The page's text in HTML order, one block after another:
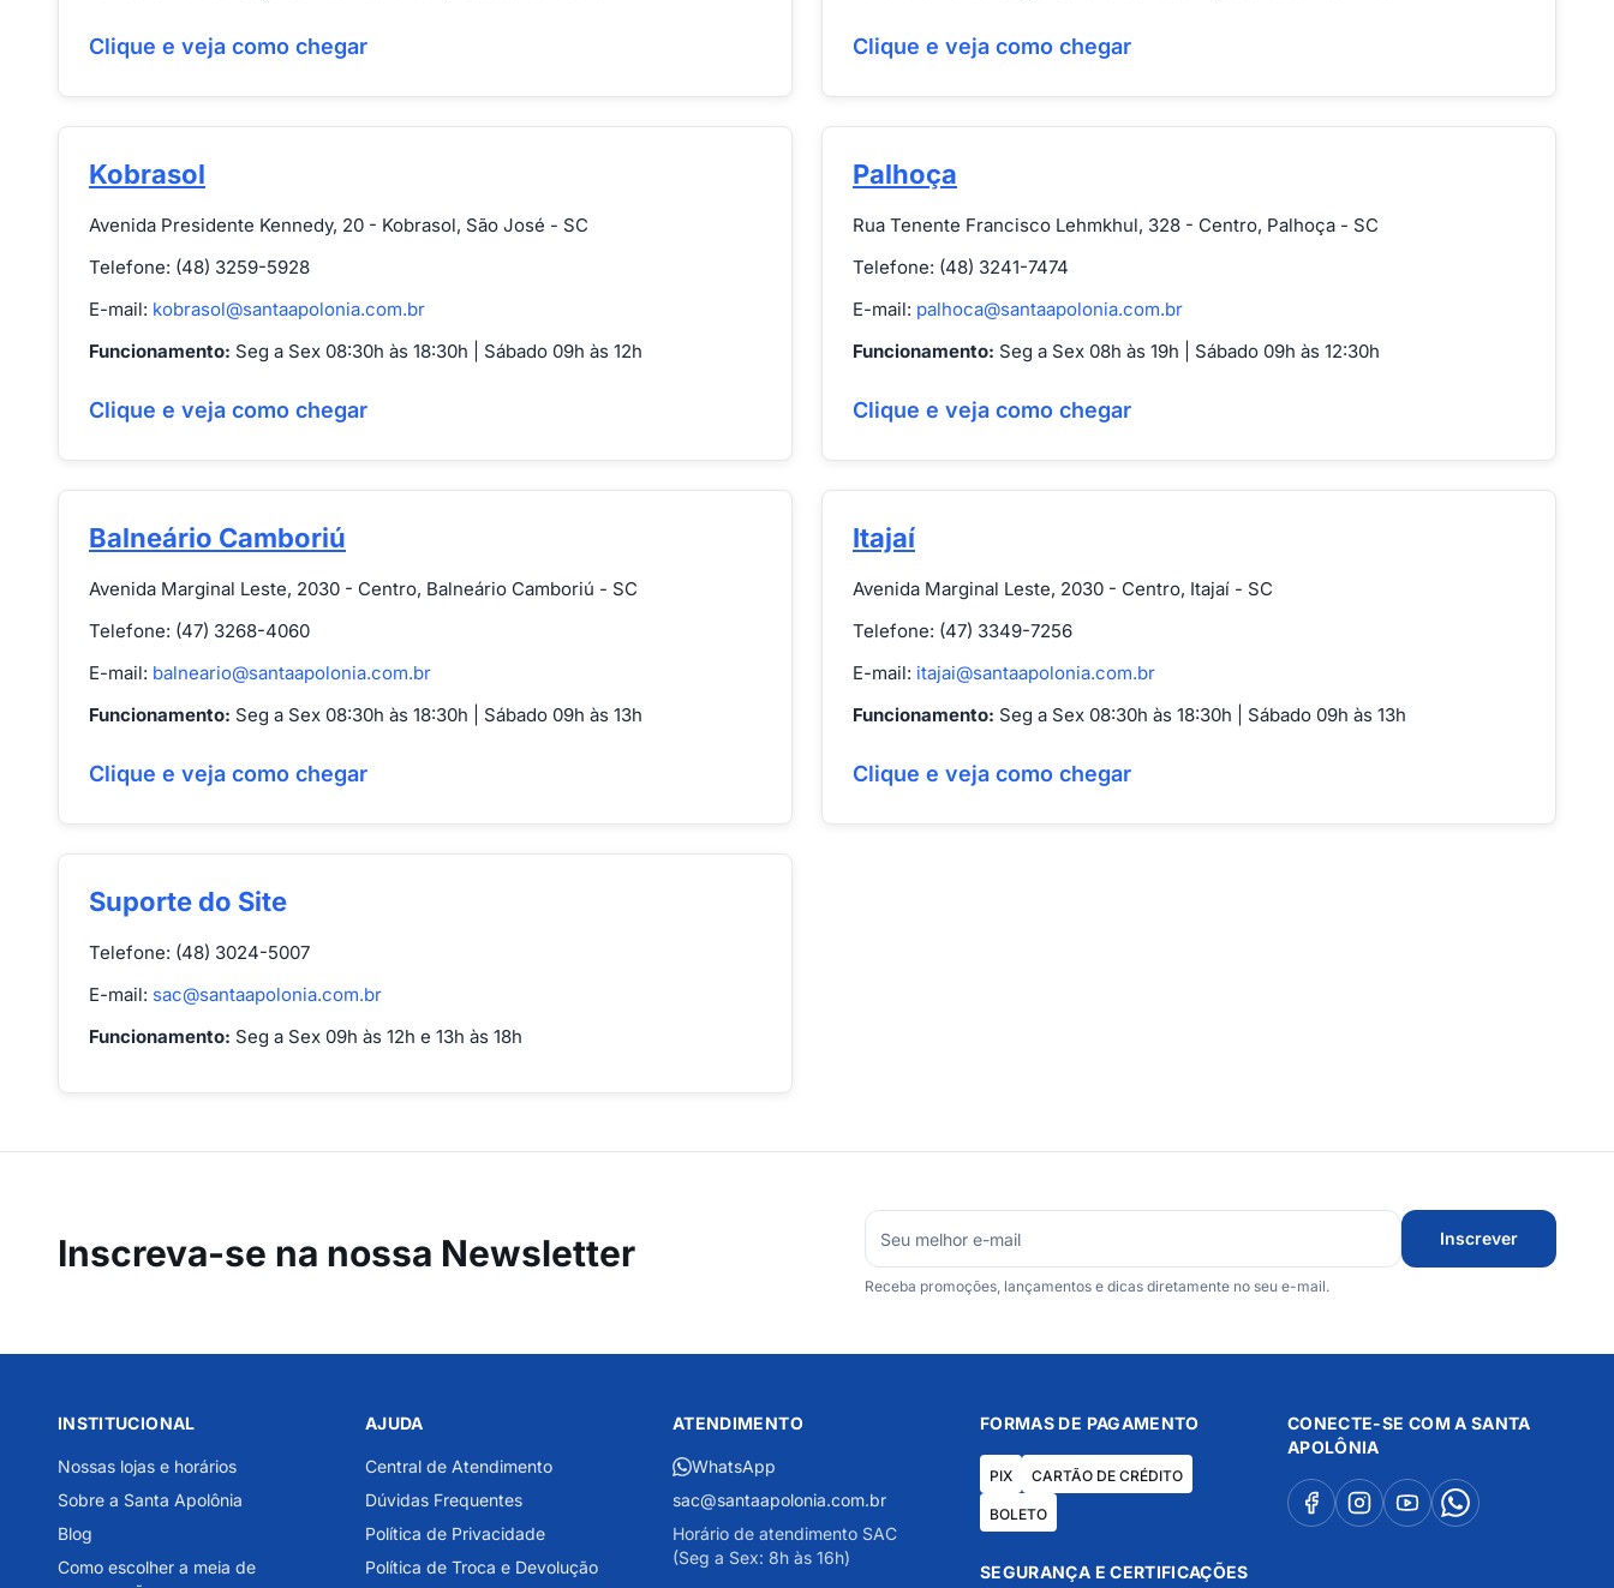
Clique e veja como chegar Clique e veja como chegar
Kobrasol
Avenida Presidente Kennedy, 20 - Kobrasol, São José - SC
Telefone: (48) 3259-5928
E-mail: kobrasol@santaapolonia.com.br
Funcionamento: Seg a Sex 08:30h às 18:30h | Sábado 09h às 12h
Clique e veja como chegar
Palhoça
Rua Tenente Francisco Lehmkhul, 328 - Centro, Palhoça - SC
Telefone: (48) 3241-7474
E-mail: palhoca@santaapolonia.com.br
Funcionamento: Seg a Sex 08h às 19h | Sábado 09h às 12:30h
Clique e veja como chegar
Balneário Camboriú
Avenida Marginal Leste, 2030 - Centro, Balneário Camboriú - SC
Telefone: (47) 3268-4060
E-mail: balneario@santaapolonia.com.br
Funcionamento: Seg a Sex 08:30h às 18:30h | Sábado 09h às 13h
Clique e veja como chegar
Itajaí
Avenida Marginal Leste, 2030 - Centro, Itajaí - SC
Telefone: (47) 3349-7256
E-mail: itajai@santaapolonia.com.br
Funcionamento: Seg a Sex 08:30h às 18:30h | Sábado 09h às 13h
Clique e veja como chegar
Suporte do Site
Telefone: (48) 3024-5007
E-mail: sac@santaapolonia.com.br
Funcionamento: Seg a Sex 09h às 12h e 13h às 18h
Inscreva-se na nossa Newsletter Inscrever
Receba promoções, lançamentos e dicas diretamente no seu e-mail.
INSTITUCIONAL
Nossas lojas e horários
Sobre a Santa Apolônia
Blog
Como escolher a meia de
AJUDA
Central de Atendimento
Dúvidas Frequentes
Política de Privacidade
Política de Troca e Devolução
ATENDIMENTO
WhatsApp
sac@santaapolonia.com.br
Horário de atendimento SAC
(Seg a Sex: 8h às 16h)
FORMAS DE PAGAMENTO
PIX CARTÃO DE CRÉDITO
BOLETO
SEGURANÇA E CERTIFICAÇÕES
CONECTE-SE COM A SANTA
APOLÔNIA